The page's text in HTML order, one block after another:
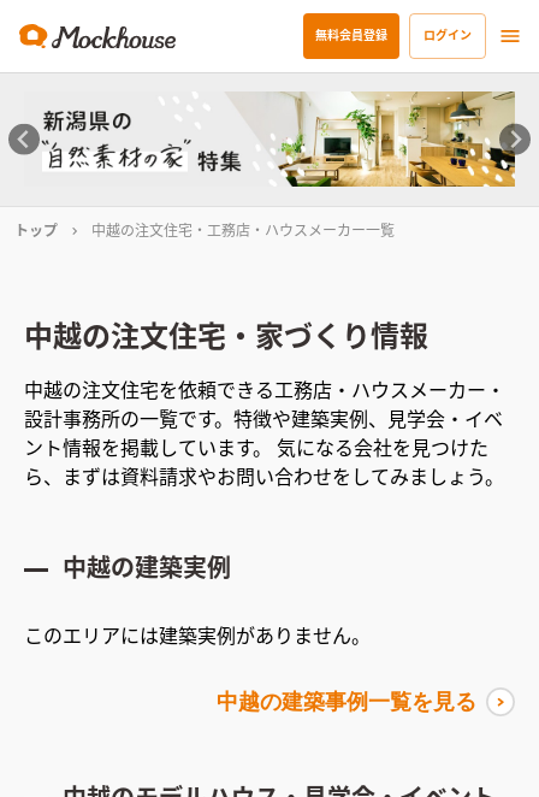
無料会員登録 ログイン
トップ 中越の注文住宅・工務店・ハウスメーカー一覧
中越の注文住宅・家づくり情報
中越の注文住宅を依頼できる工務店・ハウスメーカー・
設計事務所の一覧です。特徴や建築実例、見学会・イベ
ント情報を掲載しています。 気になる会社を見つけた
ら、まずは資料請求やお問い合わせをしてみましょう。
中越の建築実例
このエリアには建築実例がありません。
中越の建築事例一覧を見る